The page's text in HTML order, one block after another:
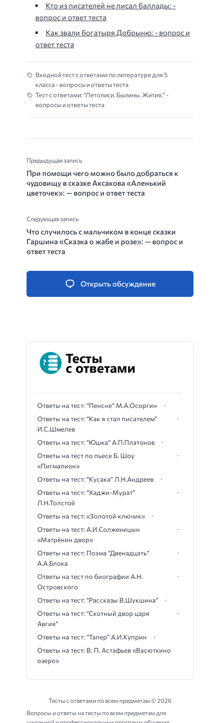
Кто из писателей не писал баллады: -
вопрос и ответ теста
Как звали богатыря Добрыню: - вопрос и
ответ теста
Входной тест с ответами по литературе для 5
класса - вопросы и ответы теста
Тест с ответами: “Летописи. Былины. Жития.” -
вопросы и ответы теста
Предыдущая запись
При помощи чего можно было добраться к
чудовищу в сказке Аксакова «Аленький
цветочек»: — вопрос и ответ теста
Следующая запись
Что случилось с мальчиком в конце сказки
Гаршина «Сказка о жабе и розе»: — вопрос и
ответ теста
Открыть обсуждение
Ответы на тест: “Пенсне” М.А.Осоргин
Ответы на тест: “Как я стал писателем”
И.С.Шмелев
Ответы на тест: “Юшка” А.П.Платонов
Ответы на тест по пьесе Б. Шоу
«Пигмалион»
Ответы на тест: “Кусака” Л.Н.Андреев
Ответы на тест: “Хаджи-Мурат”
Л.Н.Толстой
Ответы на тест: «Золотой ключик»
Ответы на тест: А.И.Солженицын
«Матрёнин двор»
Ответы на тест: Поэма “Двенадцать”
А.А.Блока
Ответы на тест по биографии А.Н.
Островского
Ответы на тест: “Рассказы В.Шукшина”
Ответы на тест: “Скотный двор царя
Авгия”
Ответы на тест: “Тапер” А.И.Куприн
Ответы на тест: В. П. Астафьев «Васюткино
озеро»
Тесты с ответами по всем предметам ©2026
Вопросы и ответы на тесты по всем предметам для